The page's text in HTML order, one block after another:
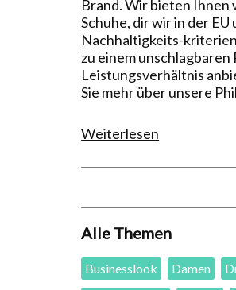
Brand. Wir bieten Ihnen
Schuhe, dir wir in der
Nachhaltigkeits-
zu einem unschlagbaren
Leistungsverhältnis
Sie mehr über unsere
Weiterlesen
Alle Themen
Businesslook Damen